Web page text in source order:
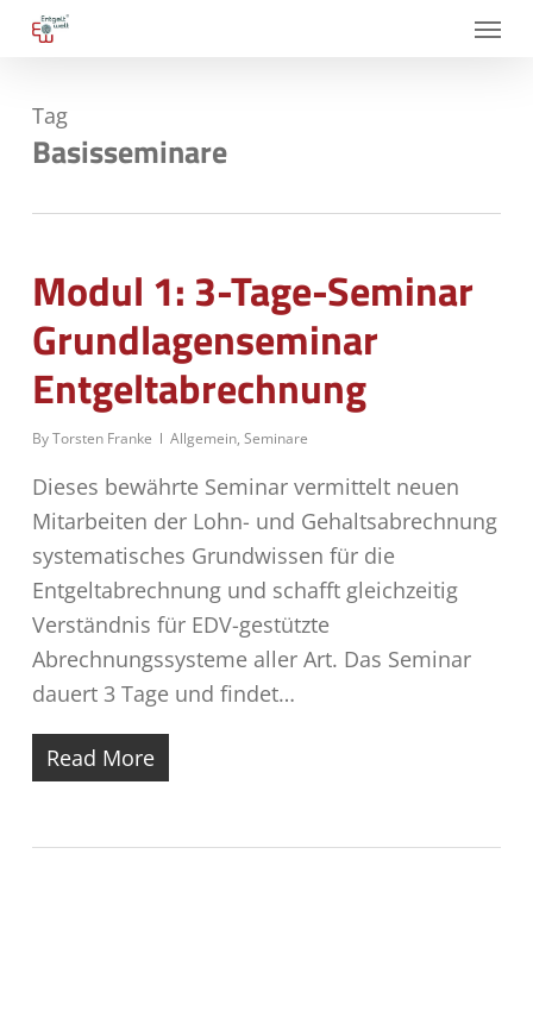
Skip
content
Menu
Tag
Basisseminare
Modul 1: 3-Tage-Seminar
Grundlagenseminar
Entgeltabrechnung
ByTorsten Franke Allgemein, Seminare
Dieses bewährte Seminar vermittelt neuen
Mitarbeiten der Lohn- und Gehaltsabrechnung
systematisches Grundwissen für die
Entgeltabrechnung und schafft gleichzeitig
Verständnis für EDV-gestützte
Abrechnungssysteme aller Art. Das Seminar
dauert 3 Tage und findet…
Read More